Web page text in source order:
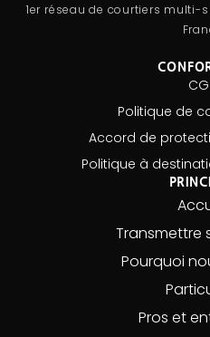
1er réseau de courtiers multi-
Politique de
Accord de
Politique à
Transmettre
Pourquoi
Pros et